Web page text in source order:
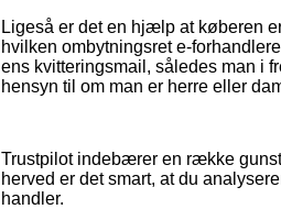
Ligeså er det en hjælp at køberen
hvilken ombytningsret e-
ens kvitteringsmail, således man i
hensyn til om man er herre eller
Trustpilot indebærer en række
herved er det smart, at du
handler.